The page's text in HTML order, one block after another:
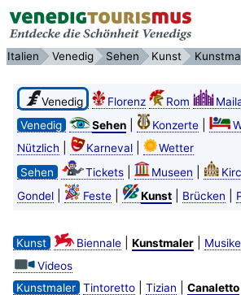
Italien Venedig Sehen Kunst
Venedig Florenz Rom
Venedig
Sehen| Konzerte|
Nützlich Karneval|
Wetter
Sehen
Tickets| Museen
Gondel| Feste| Kunst| Brücken
Kunst Biennale| Kunstmaler|
Videos
Kunstmaler Tintoretto| Tizian Canaletto